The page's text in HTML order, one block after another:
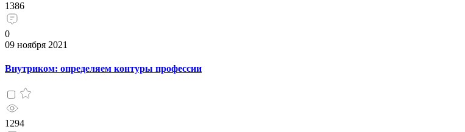
1386
0
09 ноября 2021
Внутриком: определяем контуры профессии
1294